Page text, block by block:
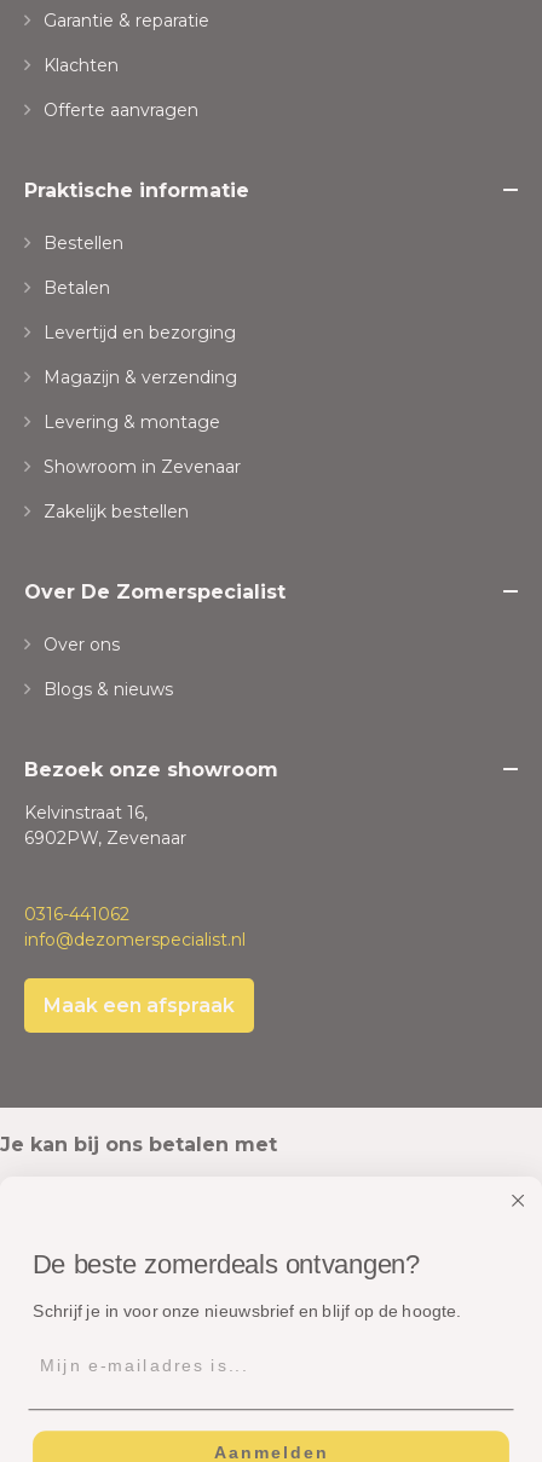
Garantie & reparatie
Klachten
Offerte aanvragen
Praktische informatie
Bestellen
Betalen
Levertijd en bezorging
Magazijn & verzending
Levering & montage
Showroom in Zevenaar
Zakelijk bestellen
Over De Zomerspecialist
Over ons
Blogs & nieuws
Bezoek onze showroom
Kelvinstraat 16,
6902PW, Zevenaar
0316-441062
info@dezomerspecialist.nl
Maak een afspraak
Je kan bij ons betalen met
Onze pakketten worden verstuurd met
De beste zomerdeals ontvangen?
Schrijf je in voor onze nieuwsbrief en blijf op de hoogte.
Aanmelden